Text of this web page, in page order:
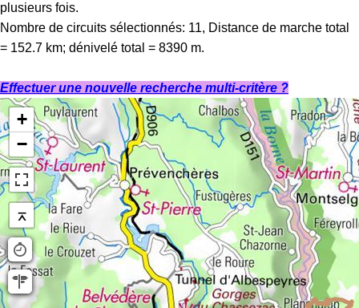
plusieurs fois.
Nombre de circuits sélectionnés: 11, Distance de marche total
= 152.7 km; dénivelé total = 8390 m.
Effectuer une nouvelle recherche multi-critère ?
+
−
⌅